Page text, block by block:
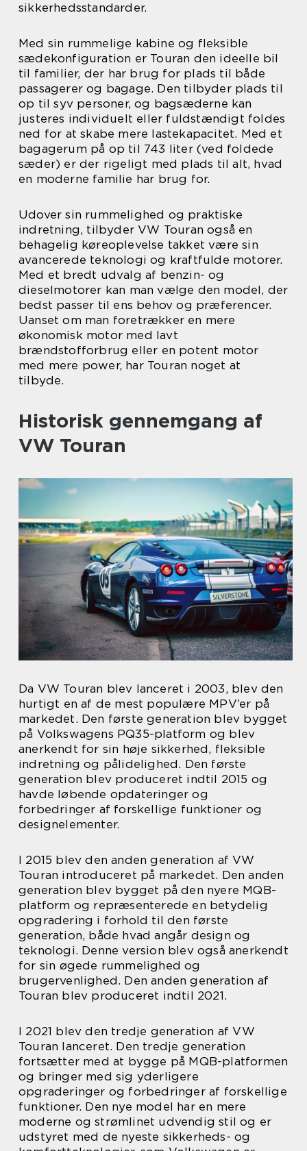
sikkerhedsstandarder.
Med sin rummelige kabine og fleksible
sædekonfiguration er Touran den ideelle bil
til familier, der har brug for plads til både
passagerer og bagage. Den tilbyder plads til
op til syv personer, og bagsæderne kan
justeres individuelt eller fuldstændigt foldes
ned for at skabe mere lastekapacitet. Med et
bagagerum på op til 743 liter (ved foldede
sæder) er der rigeligt med plads til alt, hvad
en moderne familie har brug for.
Udover sin rummelighed og praktiske
indretning, tilbyder VW Touran også en
behagelig køreoplevelse takket være sin
avancerede teknologi og kraftfulde motorer.
Med et bredt udvalg af benzin- og
dieselmotorer kan man vælge den model, der
bedst passer til ens behov og præferencer.
Uanset om man foretrækker en mere
økonomisk motor med lavt
brændstofforbrug eller en potent motor
med mere power, har Touran noget at
tilbyde.
Historisk gennemgang af
VW Touran
Da VW Touran blev lanceret i 2003, blev den
hurtigt en af de mest populære MPV’er på
markedet. Den første generation blev bygget
på Volkswagens PQ35-platform og blev
anerkendt for sin høje sikkerhed, fleksible
indretning og pålidelighed. Den første
generation blev produceret indtil 2015 og
havde løbende opdateringer og
forbedringer af forskellige funktioner og
designelementer.
I 2015 blev den anden generation af VW
Touran introduceret på markedet. Den anden
generation blev bygget på den nyere MQB-
platform og repræsenterede en betydelig
opgradering i forhold til den første
generation, både hvad angår design og
teknologi. Denne version blev også anerkendt
for sin øgede rummelighed og
brugervenlighed. Den anden generation af
Touran blev produceret indtil 2021.
I 2021 blev den tredje generation af VW
Touran lanceret. Den tredje generation
fortsætter med at bygge på MQB-platformen
og bringer med sig yderligere
opgraderinger og forbedringer af forskellige
funktioner. Den nye model har en mere
moderne og strømlinet udvendig stil og er
udstyret med de nyeste sikkerheds- og